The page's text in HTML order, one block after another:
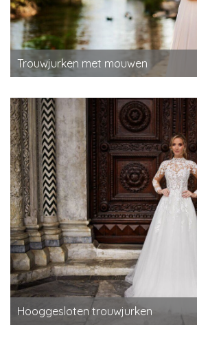
Trouwjurken met mouwen
Hooggesloten trouwjurken